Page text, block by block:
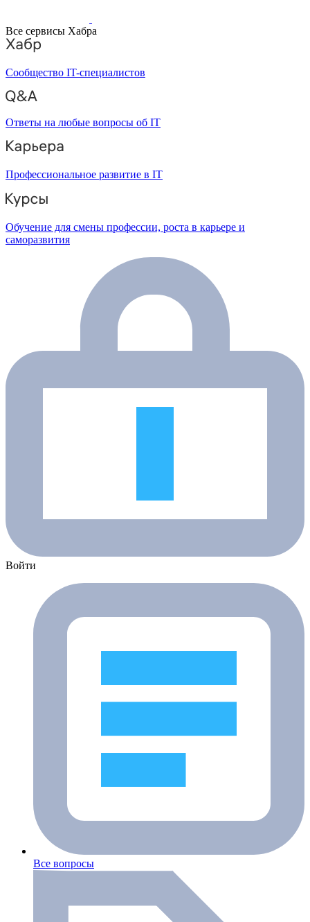
Все сервисы Хабра
Сообщество IT-специалистов
Ответы на любые вопросы об IT
Профессиональное развитие в IT
Обучение для смены профессии, роста в карьере и
саморазвития
Войти
Все вопросы